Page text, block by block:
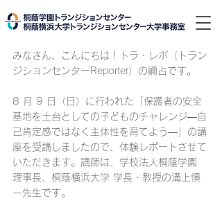
みなさん、こんにちは！トラ・レポ（トラン
ジションセンターReporter）の禰占です。
8 月 9 日（日）に行われた「保護者の安全
基地を土台としての子どものチャレンジ―自
己肯定感ではなく主体性を育てよう―」の講
座を受講しましたので、体験レポートさせて
いただきます。講師は、学校法人桐蔭学園
理事長、桐蔭横浜大学 学長・教授の溝上慎
一先生です。